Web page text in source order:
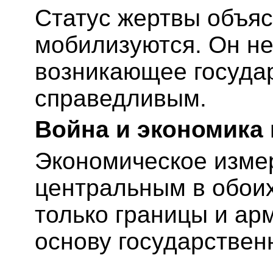
Статус жертвы
мобилизуются. Он
возникающее
справедливым.
Война и
Экономическое
центральным в
только границы и
основу